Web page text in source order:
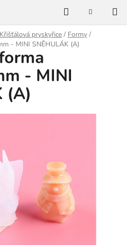
HledatNÁKUPNÍ
Křišťálová pryskyřice / Formy /
- MINI SNĚHULÁK (A)
- MINI
(A)